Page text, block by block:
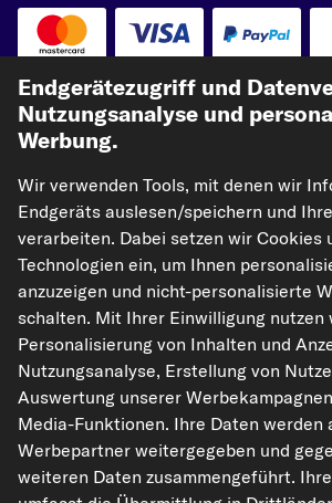
Unsere Versandpartner
kfzteile24.de carpardoo.nl
carpardoo.dk
Die hier dargestellten Daten, insbesondere die
nicht vervielfältigt werden. Die Vervielfältigung und
der Datenbank ohne vorherige Einwilligung von
Endgerätezugriff und
Nutzungsanalyse und
Werbung.
Wir verwenden Tools, mit denen wir
Endgeräts auslesen/speichern und
verarbeiten. Dabei setzen wir Cookies
Technologien ein, um Ihnen
anzuzeigen und nicht-personalisierte
schalten. Mit Ihrer Einwilligung nutzen
Personalisierung von Inhalten und
Nutzungsanalyse, Erstellung von
Auswertung unserer
Media-Funktionen. Ihre Daten werden
Werbepartner weitergegeben und
weiteren Daten zusammengeführt.